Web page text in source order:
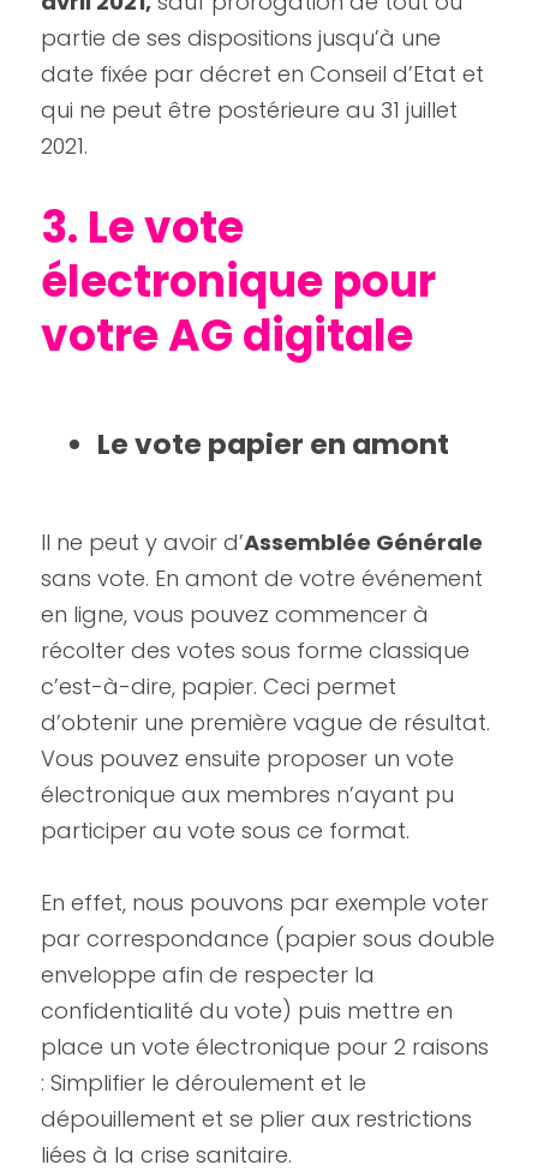
partie de ses dispositions jusqu’à une
date fixée par décret en Conseil d’Etat et
qui ne peut être postérieure au 31 juillet
2021.
3. Le vote
électronique pour
votre AG digitale
Le vote papier en amont
Il ne peut y avoir d’Assemblée Générale
sans vote. En amont de votre événement
en ligne, vous pouvez commencer à
récolter des votes sous forme classique
c’est-à-dire, papier. Ceci permet
d’obtenir une première vague de résultat.
Vous pouvez ensuite proposer un vote
électronique aux membres n’ayant pu
participer au vote sous ce format.
En effet, nous pouvons par exemple voter
par correspondance (papier sous double
enveloppe afin de respecter la
confidentialité du vote) puis mettre en
place un vote électronique pour 2 raisons
: Simplifier le déroulement et le
dépouillement et se plier aux restrictions
liées à la crise sanitaire.